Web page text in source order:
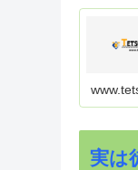
実は